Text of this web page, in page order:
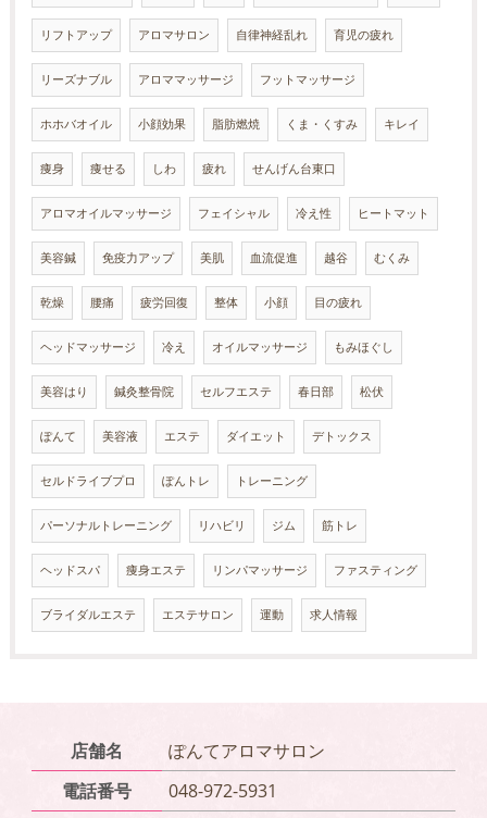
リフトアップ アロマサロン 自律神経乱れ 育児の疲れ
リーズナブル アロママッサージ フットマッサージ
ホホバオイル 小顔効果 脂肪燃焼 くま・くすみ キレイ
痩身 痩せる しわ 疲れ せんげん台東口
アロマオイルマッサージ フェイシャル 冷え性 ヒートマット
美容鍼 免疫力アップ 美肌 血流促進 越谷 むくみ
乾燥 腰痛 疲労回復 整体 小顔 目の疲れ
ヘッドマッサージ 冷え オイルマッサージ もみほぐし
美容はり 鍼灸整骨院 セルフエステ 春日部 松伏
ぽんて 美容液 エステ ダイエット デトックス
セルドライブプロ ぽんトレ トレーニング
パーソナルトレーニング リハビリ ジム 筋トレ
ヘッドスパ 痩身エステ リンパマッサージ ファスティング
ブライダルエステ エステサロン 運動 求人情報
店舗名
ぽんてアロマサロン
電話番号
048-972-5931